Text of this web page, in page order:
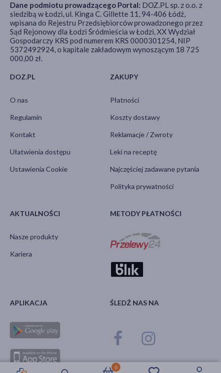
0
DOZ.PL
O nas
Regulamin
Kontakt
Ułatwienia dostępu
Ustawienia Cookie
ZAKUPY
Płatności
Koszty dostawy
Reklamacje / Zwroty
Leki na receptę
Najczęściej zadawane pytania
Polityka prywatności
AKTUALNOŚCI
Nasze produkty
Kariera
METODY PŁATNOŚCI
APLIKACJA ŚLEDŹ NAS NA
Dane podmiotu prowadzącego Portal: DOZ.PL sp. z o.o. z
siedzibą w Łodzi, ul. Kinga C. Gillette 11, 94-406 Łódź,
wpisana do Rejestru Przedsiębiorców prowadzonego przez
Sąd Rejonowy dla Łodzi Śródmieścia w Łodzi, XX Wydział
Gospodarczy KRS pod numerem KRS 0000301254, NIP
5372492924, o kapitale zakładowym wynoszącym 18 725
000,00 zł.